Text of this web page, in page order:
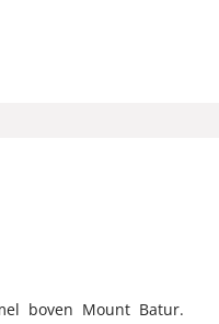
boven Mount Batur.